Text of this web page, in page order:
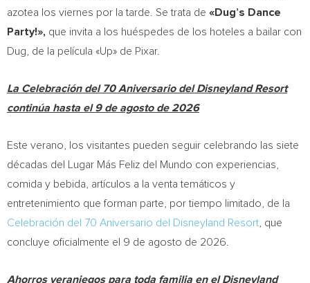
azotea los viernes por la tarde. Se trata de «Dug’s Dance
Party!», que invita a los huéspedes de los hoteles a bailar con
Dug, de la película «Up» de Pixar.
La Celebración del 70 Aniversario del Disneyland Resort
continúa hasta el 9 de agosto de 2026
Este verano, los visitantes pueden seguir celebrando las siete
décadas del Lugar Más Feliz del Mundo con experiencias,
comida y bebida, artículos a la venta temáticos y
entretenimiento que forman parte, por tiempo limitado, de la
Celebración del 70 Aniversario del Disneyland Resort , que
concluye oficialmente el 9 de agosto de 2026.
Ahorros veraniegos para toda familia en el Disneyland